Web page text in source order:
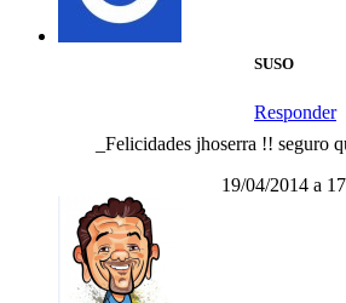
SUSO
Responder
_Felicidades jhoserra !! seguro
19/04/2014 a